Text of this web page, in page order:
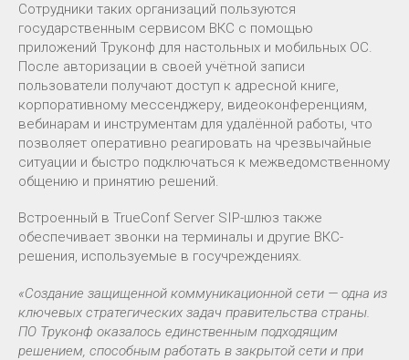
Сотрудники таких организаций пользуются
государственным сервисом ВКС с помощью
приложений Труконф для настольных и мобильных ОС.
После авторизации в своей учётной записи
пользователи получают доступ к адресной книге,
корпоративному мессенджеру, видеоконференциям,
вебинарам и инструментам для удалённой работы, что
позволяет оперативно реагировать на чрезвычайные
ситуации и быстро подключаться к межведомственному
общению и принятию решений.
Встроенный в TrueConf Server SIP-шлюз также
обеспечивает звонки на терминалы и другие ВКС-
решения, используемые в госучреждениях.
«Создание защищенной коммуникационной сети — одна из
ключевых стратегических задач правительства страны.
ПО Труконф оказалось единственным подходящим
решением, способным работать в закрытой сети и при